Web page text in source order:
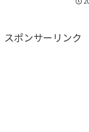
現すればいいのか
スポンサーリンク